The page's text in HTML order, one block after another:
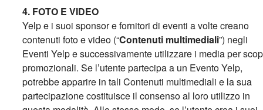
4. FOTO E VIDEO
Yelp e i suoi sponsor e fornitori di eventi a volte creano
contenuti foto e video (“Contenuti multimediali”) negli
Eventi Yelp e successivamente utilizzare i media per
promozionali. Se l’utente partecipa a un Evento Yelp,
potrebbe apparire in tali Contenuti multimediali e la sua
partecipazione costituisce il consenso al loro utilizzo in